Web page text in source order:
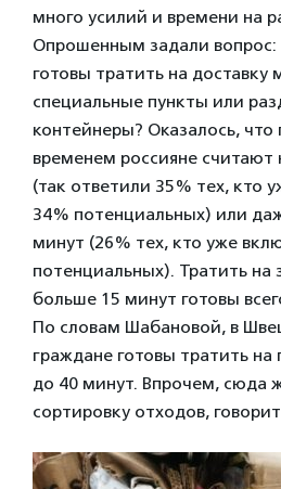
много усилий и времени на
Опрошенным задали вопрос:
готовы тратить на доставку
специальные пункты или
контейнеры? Оказалось,
временем россияне считают
(так ответили 35% тех, кто
34% потенциальных) или
минут (26% тех, кто уже
потенциальных). Тратить на
больше 15 минут готовы
По словам Шабановой, в
граждане готовы тратить на
до 40 минут. Впрочем, сюда
сортировку отходов,